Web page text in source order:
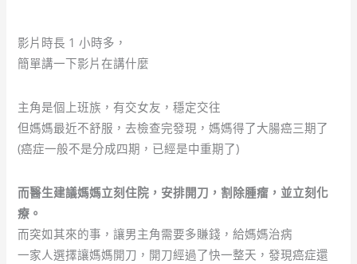
影片時長 1 小時多，
簡單講一下影片在講什麼
主角是個上班族，有交女友，穩定交往
但媽媽最近不舒服，去檢查完發現，媽媽得了大腸癌三期了
(癌症一般不是分成四期，已經是中重期了)
而醫生建議媽媽立刻住院，安排開刀，割除腫瘤，並立刻化
療。
而突如其來的事，讓男主角需要多賺錢，給媽媽治病
一家人選擇讓媽媽開刀，開刀經過了快一整天，發現癌症還